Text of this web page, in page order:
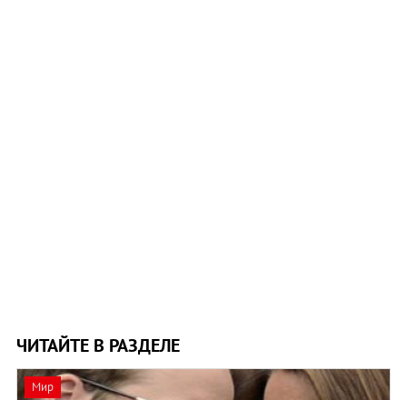
ЧИТАЙТЕ В РАЗДЕЛЕ
Мир